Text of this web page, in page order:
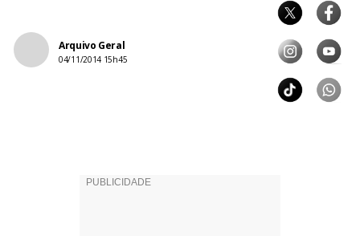
Arquivo Geral
04/11/2014 15h45